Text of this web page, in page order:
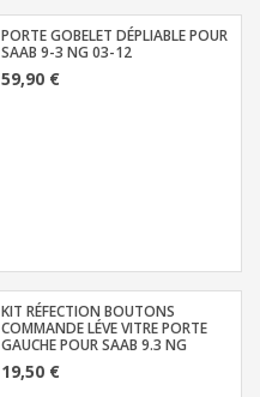
PORTE GOBELET DÉPLIABLE POUR
SAAB 9-3 NG 03-12
59,90 €
KIT RÉFECTION BOUTONS
COMMANDE LÉVE VITRE PORTE
GAUCHE POUR SAAB 9.3 NG
19,50 €